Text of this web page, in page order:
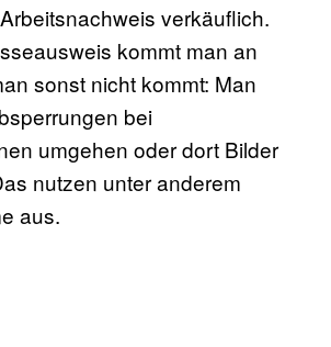
verkäuflich.
kommt man an
sonst nicht kommt: Man
bei
umgehen oder dort Bilder
nutzen unter anderem
aus.